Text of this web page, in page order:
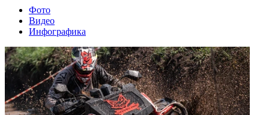
Фото
Видео
Инфографика